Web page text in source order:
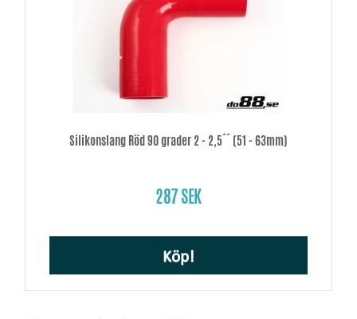
Silikonslang Röd 90 grader 2 - 2,5´´ (51 - 63mm)
287 SEK
Köp!